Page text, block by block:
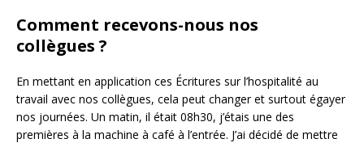
Comment recevons-nous nos
collègues ?
En mettant en application ces Écritures sur l’hospitalité au
travail avec nos collègues, cela peut changer et surtout égayer
nos journées. Un matin, il était 08h30, j’étais une des
premières à la machine à café à l’entrée. J’ai décidé de mettre